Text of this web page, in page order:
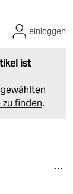
ist
finden.
einloggen